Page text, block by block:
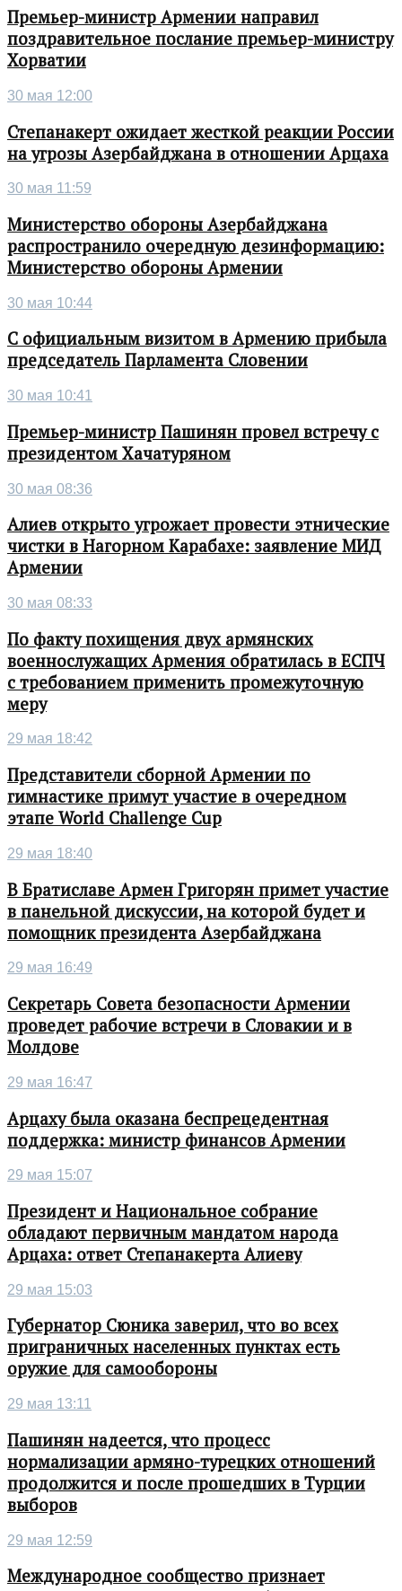
Премьер-министр Армении направил
поздравительное послание премьер-министру
Хорватии
30 мая 12:00
Степанакерт ожидает жесткой реакции России
на угрозы Азербайджана в отношении Арцаха
30 мая 11:59
Министерство обороны Азербайджана
распространило очередную дезинформацию:
Министерство обороны Армении
30 мая 10:44
С официальным визитом в Армению прибыла
председатель Парламента Словении
30 мая 10:41
Премьер-министр Пашинян провел встречу с
президентом Хачатуряном
30 мая 08:36
Алиев открыто угрожает провести этнические
чистки в Нагорном Карабахе: заявление МИД
Армении
30 мая 08:33
По факту похищения двух армянских
военнослужащих Армения обратилась в ЕСПЧ
с требованием применить промежуточную
меру
29 мая 18:42
Представители сборной Армении по
гимнастике примут участие в очередном
этапе World Challenge Cup
29 мая 18:40
В Братиславе Армен Григорян примет участие
в панельной дискуссии, на которой будет и
помощник президента Азербайджана
29 мая 16:49
Секретарь Совета безопасности Армении
проведет рабочие встречи в Словакии и в
Молдове
29 мая 16:47
Арцаху была оказана беспрецедентная
поддержка: министр финансов Армении
29 мая 15:07
Президент и Национальное собрание
обладают первичным мандатом народа
Арцаха: ответ Степанакерта Алиеву
29 мая 15:03
Губернатор Сюника заверил, что во всех
приграничных населенных пунктах есть
оружие для самообороны
29 мая 13:11
Пашинян надеется, что процесс
нормализации армяно-турецких отношений
продолжится и после прошедших в Турции
выборов
29 мая 12:59
Международное сообщество признает